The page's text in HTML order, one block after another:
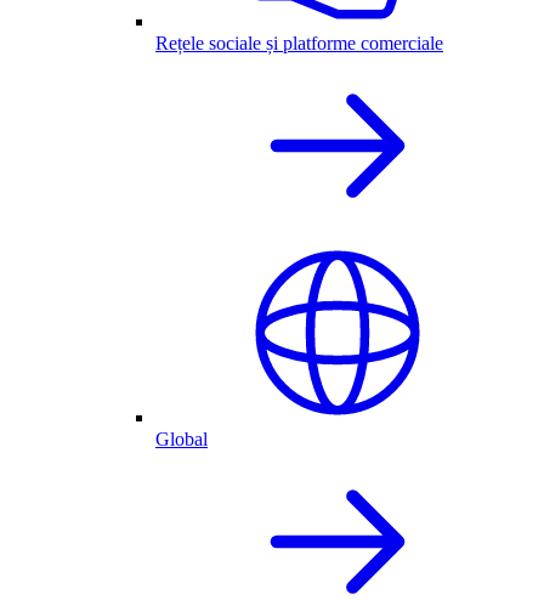
Rețele sociale și platforme comerciale
Global